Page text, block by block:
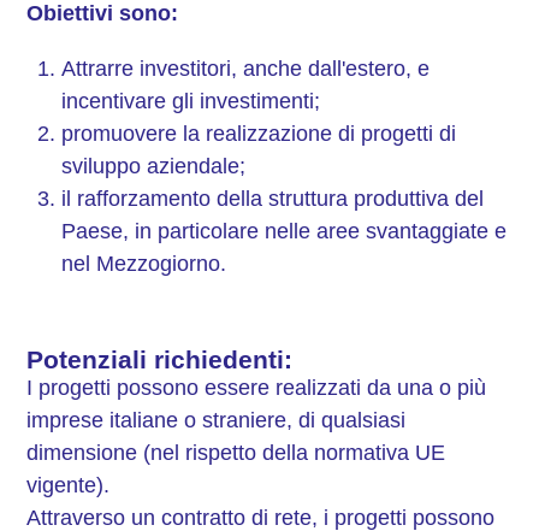
Obiettivi sono:
Attrarre investitori, anche dall'estero, e
incentivare gli investimenti;
promuovere la realizzazione di progetti di
sviluppo aziendale;
il rafforzamento della struttura produttiva del
Paese, in particolare nelle aree svantaggiate e
nel Mezzogiorno.
Potenziali richiedenti:
I progetti possono essere realizzati da una o più
imprese italiane o straniere, di qualsiasi
dimensione (nel rispetto della normativa UE
vigente).
Attraverso un contratto di rete, i progetti possono